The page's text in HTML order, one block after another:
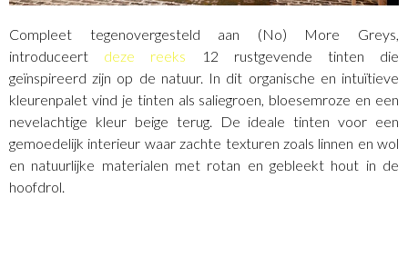
Compleet tegenovergesteld aan (No) More Greys,
introduceert deze reeks 12 rust­gevende tinten die
geïnspireerd zijn op de natuur. In dit organische en intuïtieve
kleurenpalet vind je tinten als saliegroen, bloesemroze en een
nevelachtige kleur beige terug. De ideale tinten voor een
gemoedelijk interieur waar zachte texturen zoals linnen en wol
en natuurlijke materialen met rotan en gebleekt hout in de
hoofdrol.